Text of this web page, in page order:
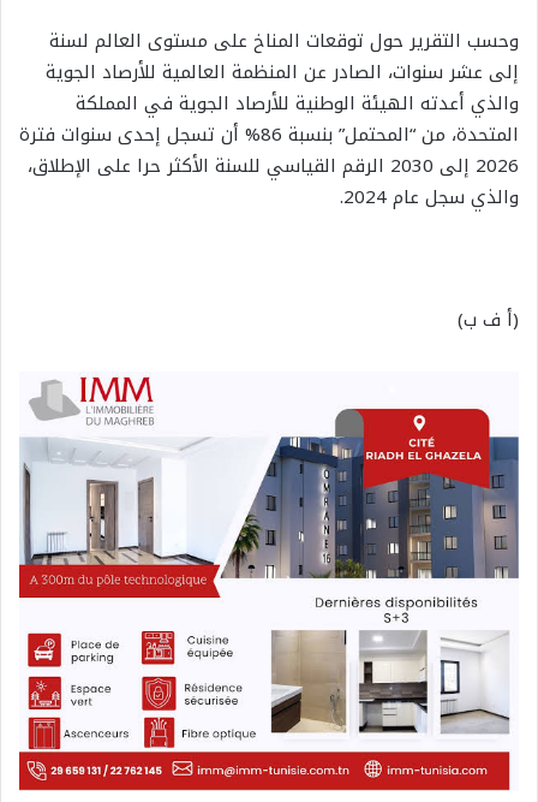
وحسب التقرير حول توقعات المناخ على مستوى العالم لسنة
إلى عشر سنوات، الصادر عن المنظمة العالمية للأرصاد الجوية
والذي أعدته الهيئة الوطنية للأرصاد الجوية في المملكة
المتحدة، من “المحتمل” بنسبة 86% أن تسجل إحدى سنوات فترة
2026 إلى 2030 الرقم القياسي للسنة الأكثر حرا على الإطلاق،
والذي سجل عام 2024.
(أ ف ب)